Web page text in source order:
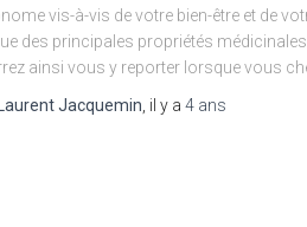
vis-à-vis de votre bien-être et de
des principales propriétés
ainsi vous y reporter lorsque vous
Laurent Jacquemin , il y a 4 ans